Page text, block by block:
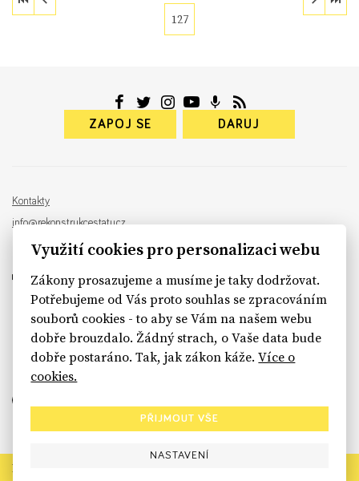
127
ZAPOJ SE DARUJ
Kontakty
info@rekonstrukcestatu.cz
Návrh a vývoj: Sinfin , ilustrace:
sinfin.digital
Rekonstrukce státu končí. Její členské organizace však dál
Využití cookies pro personalizaci webu
Zákony prosazujeme a musíme je taky dodržovat.
Potřebujeme od Vás proto souhlas se zpracováním
souborů cookies - to aby se Vám na našem webu
dobře brouzdalo. Žádný strach, o Vaše data bude
dobře postaráno. Tak, jak zákon káže.Více o
cookies.
PŘIJMOUT VŠE
NASTAVENÍ